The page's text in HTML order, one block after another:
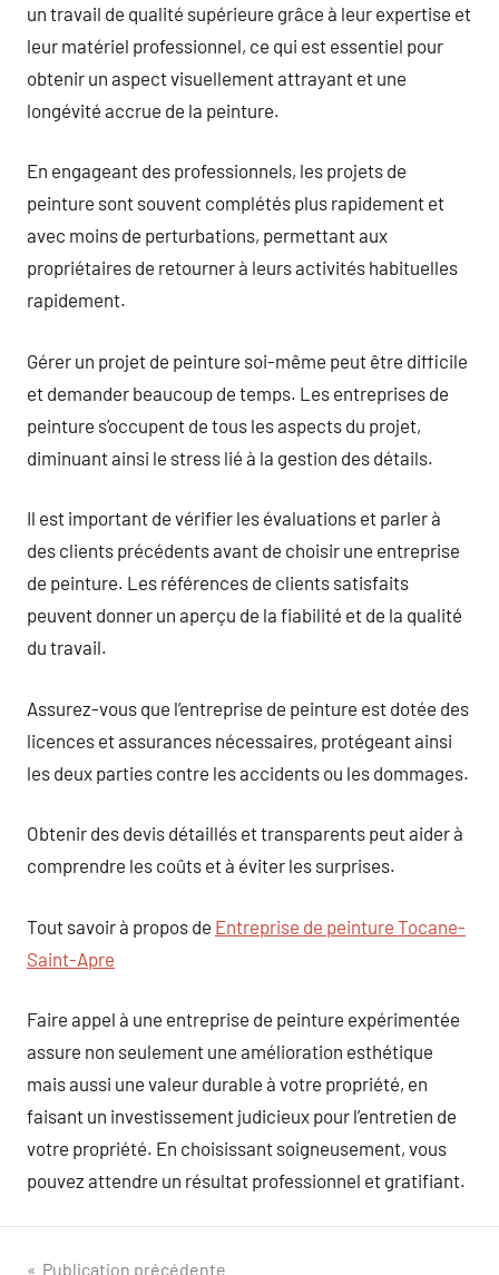
un travail de qualité supérieure grâce à leur expertise et
leur matériel professionnel, ce qui est essentiel pour
obtenir un aspect visuellement attrayant et une
longévité accrue de la peinture.
En engageant des professionnels, les projets de
peinture sont souvent complétés plus rapidement et
avec moins de perturbations, permettant aux
propriétaires de retourner à leurs activités habituelles
rapidement.
Gérer un projet de peinture soi-même peut être difficile
et demander beaucoup de temps. Les entreprises de
peinture s’occupent de tous les aspects du projet,
diminuant ainsi le stress lié à la gestion des détails.
Il est important de vérifier les évaluations et parler à
des clients précédents avant de choisir une entreprise
de peinture. Les références de clients satisfaits
peuvent donner un aperçu de la fiabilité et de la qualité
du travail.
Assurez-vous que l’entreprise de peinture est dotée des
licences et assurances nécessaires, protégeant ainsi
les deux parties contre les accidents ou les dommages.
Obtenir des devis détaillés et transparents peut aider à
comprendre les coûts et à éviter les surprises.
Tout savoir à propos de Entreprise de peinture Tocane-
Saint-Apre
Faire appel à une entreprise de peinture expérimentée
assure non seulement une amélioration esthétique
mais aussi une valeur durable à votre propriété, en
faisant un investissement judicieux pour l’entretien de
votre propriété. En choisissant soigneusement, vous
pouvez attendre un résultat professionnel et gratifiant.
Publication précédente